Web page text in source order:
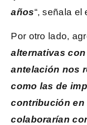
años“, señala el
Por otro lado,
alternativas
antelación nos
como las de
contribución en
colaborarían